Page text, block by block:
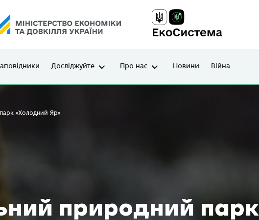
Досліджуйте Про нас Новини Війна
природний парк
«Холодний Яр»